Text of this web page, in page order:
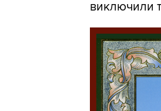
виключили